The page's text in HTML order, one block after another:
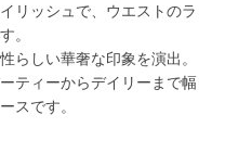
リッシュで、ウエストのラ
。
らしい華奢な印象を演出。
ティーからデイリーまで幅
スです。